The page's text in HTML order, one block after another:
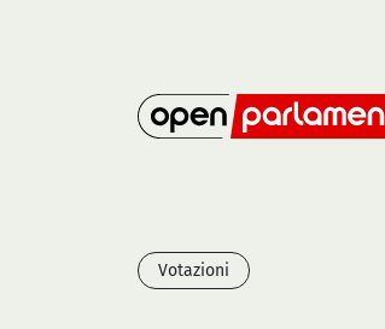
Votazioni